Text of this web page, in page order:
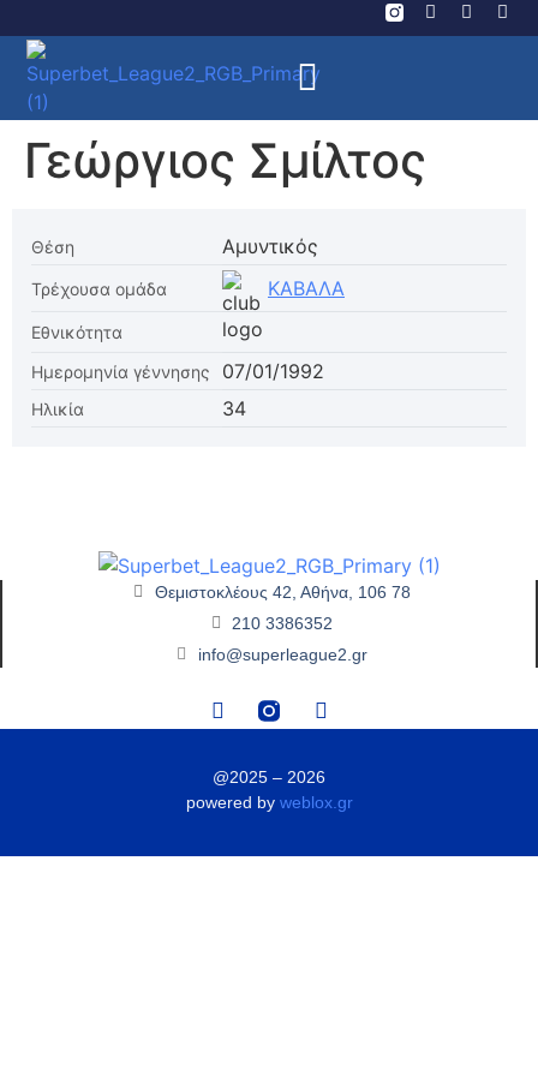
Γεώργιος Σμίλτος
Θέση Αμυντικός
Τρέχουσα ομάδα ΚΑΒΑΛΑ
Εθνικότητα
Ημερομηνία γέννησης
07/01/1992
Ηλικία 34
Θεμιστοκλέους 42, Αθήνα, 106 78
210 3386352
info@superleague2.gr
@2025 – 2026
powered by weblox.gr